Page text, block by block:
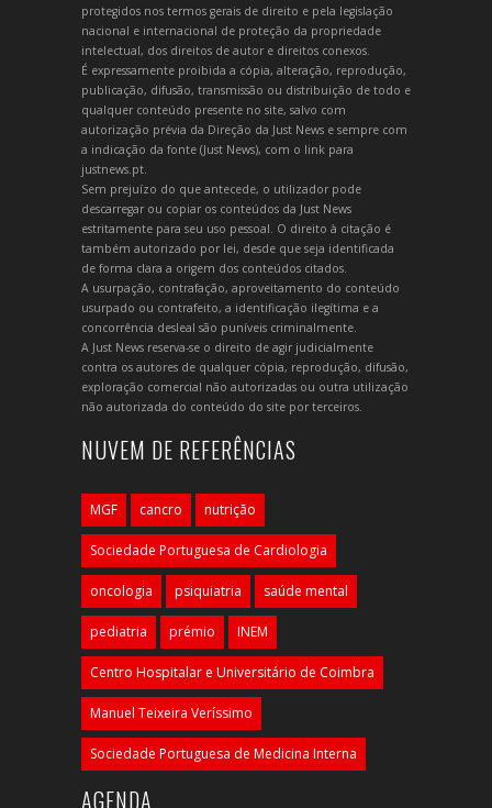
protegidos nos termos gerais de direito e pela legislação
nacional e internacional de proteção da propriedade
intelectual, dos direitos de autor e direitos conexos.
É expressamente proibida a cópia, alteração, reprodução,
publicação, difusão, transmissão ou distribuição de todo e
qualquer conteúdo presente no site, salvo com
autorização prévia da Direção da Just News e sempre com
a indicação da fonte (Just News), com o link para
justnews.pt.
Sem prejuízo do que antecede, o utilizador pode
descarregar ou copiar os conteúdos da Just News
estritamente para seu uso pessoal. O direito à citação é
também autorizado por lei, desde que seja identificada
de forma clara a origem dos conteúdos citados.
A usurpação, contrafação, aproveitamento do conteúdo
usurpado ou contrafeito, a identificação ilegítima e a
concorrência desleal são puníveis criminalmente.
A Just News reserva-se o direito de agir judicialmente
contra os autores de qualquer cópia, reprodução, difusão,
exploração comercial não autorizadas ou outra utilização
não autorizada do conteúdo do site por terceiros.
NUVEM DE REFERÊNCIAS
MGF cancro nutrição
Sociedade Portuguesa de Cardiologia
oncologia psiquiatria saúde mental
pediatria prémio INEM
Centro Hospitalar e Universitário de Coimbra
Manuel Teixeira Veríssimo
Sociedade Portuguesa de Medicina Interna
AGENDA